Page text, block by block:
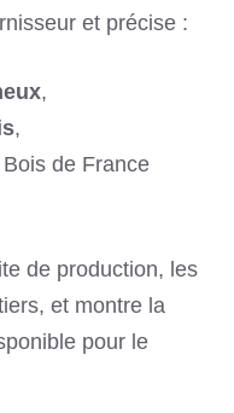
et précise :
,
,
Bois de France
de production, les
et montre la
pour le